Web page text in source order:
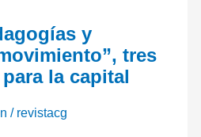
y
tres
la capital
/ revistacg